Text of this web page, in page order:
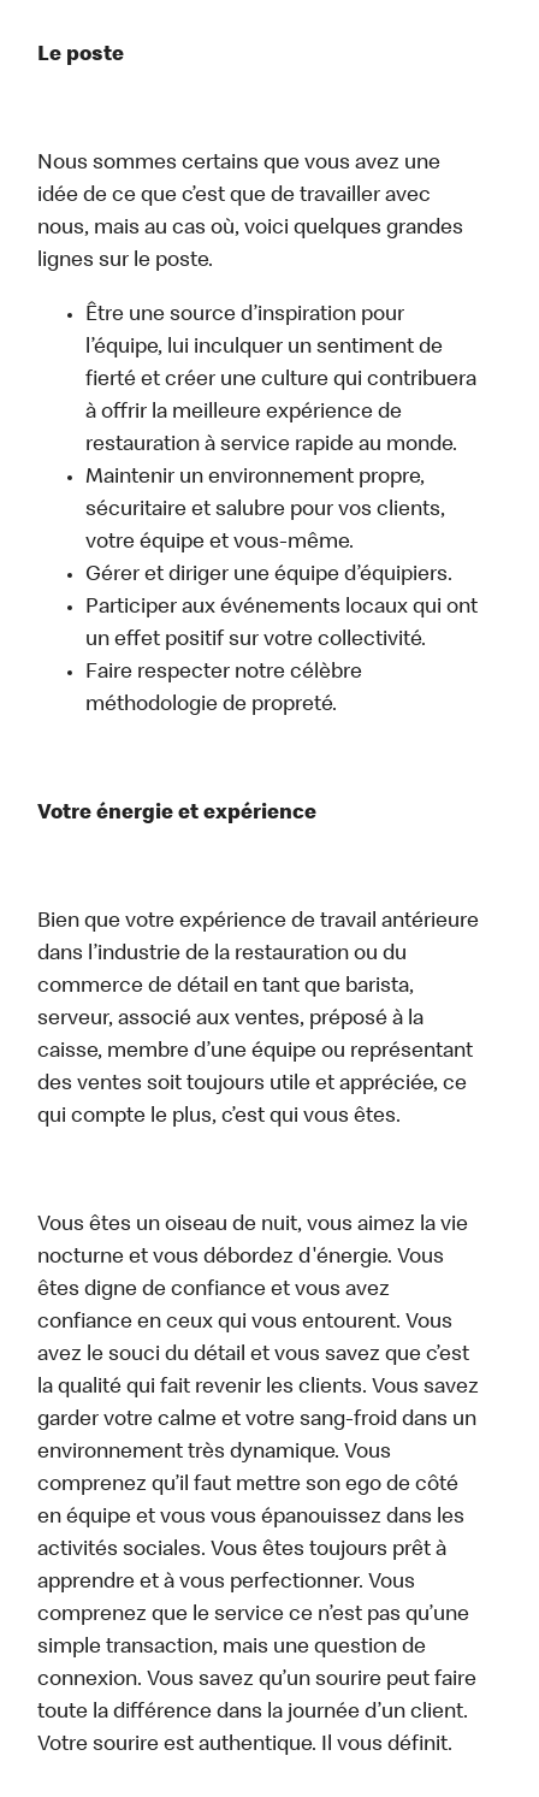
Le poste
Nous sommes certains que vous avez une
idée de ce que c’est que de travailler avec
nous, mais au cas où, voici quelques grandes
lignes sur le poste.
Être une source d’inspiration pour
l’équipe, lui inculquer un sentiment de
fierté et créer une culture qui contribuera
à offrir la meilleure expérience de
restauration à service rapide au monde.
Maintenir un environnement propre,
sécuritaire et salubre pour vos clients,
votre équipe et vous-même.
Gérer et diriger une équipe d’équipiers.
Participer aux événements locaux qui ont
un effet positif sur votre collectivité.
Faire respecter notre célèbre
méthodologie de propreté.
Votre énergie et expérience
Bien que votre expérience de travail antérieure
dans l’industrie de la restauration ou du
commerce de détail en tant que barista,
serveur, associé aux ventes, préposé à la
caisse, membre d’une équipe ou représentant
des ventes soit toujours utile et appréciée, ce
qui compte le plus, c’est qui vous êtes.
Vous êtes un oiseau de nuit, vous aimez la vie
nocturne et vous débordez d'énergie. Vous
êtes digne de confiance et vous avez
confiance en ceux qui vous entourent. Vous
avez le souci du détail et vous savez que c’est
la qualité qui fait revenir les clients. Vous savez
garder votre calme et votre sang-froid dans un
environnement très dynamique. Vous
comprenez qu’il faut mettre son ego de côté
en équipe et vous vous épanouissez dans les
activités sociales. Vous êtes toujours prêt à
apprendre et à vous perfectionner. Vous
comprenez que le service ce n’est pas qu’une
simple transaction, mais une question de
connexion. Vous savez qu’un sourire peut faire
toute la différence dans la journée d’un client.
Votre sourire est authentique. Il vous définit.